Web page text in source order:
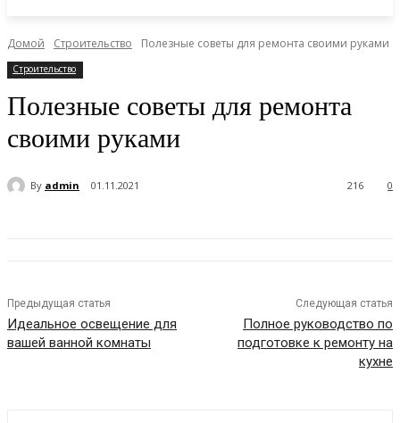
Домой Строительство Полезные советы для ремонта своими руками
Строительство
Полезные советы для ремонта
своими руками
By admin 01.11.2021 0
216
Предыдущая статья
Идеальное освещение для
вашей ванной комнаты
Следующая статья
Полное руководство по
подготовке к ремонту на
кухне